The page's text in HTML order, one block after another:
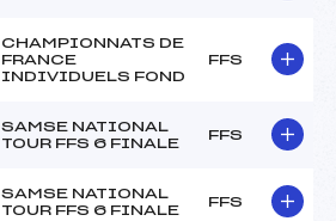
CHAMPIONNATS DE
FRANCE
INDIVIDUELS FOND
FFS
SAMSE NATIONAL
TOUR FFS 6 FINALE
FFS
SAMSE NATIONAL
TOUR FFS 6 FINALE
FFS